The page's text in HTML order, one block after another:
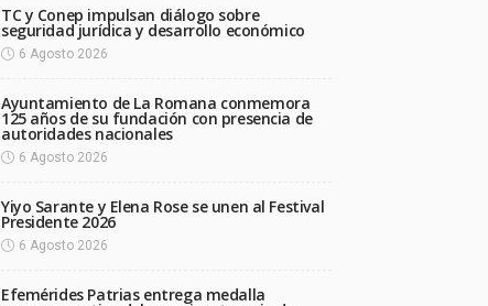
TC y Conep impulsan diálogo sobre
seguridad jurídica y desarrollo económico
6 Agosto 2026
Ayuntamiento de La Romana conmemora
125 años de su fundación con presencia de
autoridades nacionales
6 Agosto 2026
Yiyo Sarante y Elena Rose se unen al Festival
Presidente 2026
6 Agosto 2026
Efemérides Patrias entrega medalla